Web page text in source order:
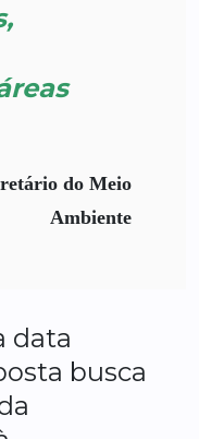
do Meio
Ambiente
data
busca